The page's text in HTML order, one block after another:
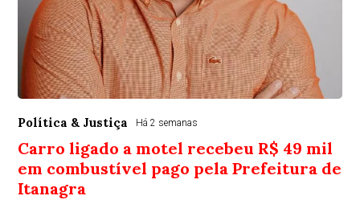
Política & Justiça Há 2 semanas
Carro ligado a motel recebeu R$ 49 mil
em combustível pago pela Prefeitura de
Itanagra